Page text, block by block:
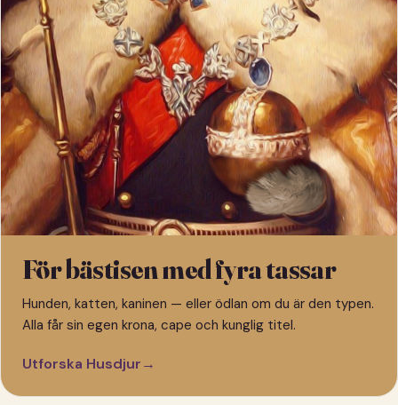
För bästisen med fyra tassar
Hunden, katten, kaninen — eller ödlan om du är den typen.
Alla får sin egen krona, cape och kunglig titel.
Utforska Husdjur→